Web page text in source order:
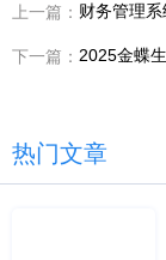
上一篇：
下一篇：
热门文章